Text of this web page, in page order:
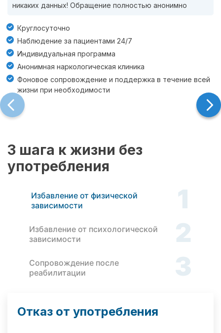
никаких данных! Обращение полностью анонимно
Круглосуточно
Наблюдение за пациентами 24/7
Индивидуальная программа
Анонимная наркологическая клиника
Фоновое сопровождение и поддержка в течение всей
жизни при необходимости
3 шага к жизни без
употребления
Избавление от физической
зависимости
1
Избавление от психологической
зависимости
2
Сопровождение после
реабилитации
3
Отказ от употребления